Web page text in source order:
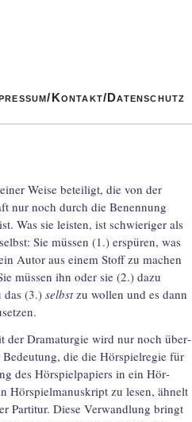
Kontakt/Datenschutz
Weise beteiligt, die von der
nur noch durch die Benennung
Was sie leisten, ist schwie­riger als
Sie müssen (1.) erspüren, was
Autor aus einem Stoff zu machen
müssen ihn oder sie (2.) dazu
das (3.) selbstzu wollen und es dann
der Dramaturgie wird nur noch über­
die die Hör­spiel­regie für
des Hör­spiel­papiers in ein Hör­
Hör­spiel­manus­kript zu lesen, ähnelt
Partitur. Diese Verwand­lung bringt